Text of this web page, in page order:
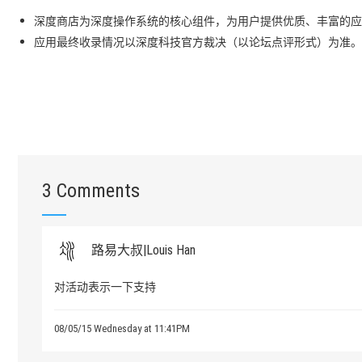
深度商店为深度操作系统的核心组件，为用户提供优质、丰富的
应用最终收录情况以深度科技官方裁决（以论坛点评形式）为准。
3 Comments
路易大叔|Louis Han
对活动表示一下支持
08/05/15 Wednesday at 11:41PM